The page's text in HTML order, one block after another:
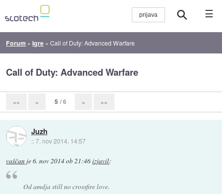
☰
Forum »Igre »Call of Duty: Advanced Warfare
Call of Duty: Advanced Warfare
«« « 5 / 6 » »»
Juzh
::7. nov 2014, 14:57
vaščan je6. nov 2014 ob 21:46izjavil:
Od amdja still no crossfire love.